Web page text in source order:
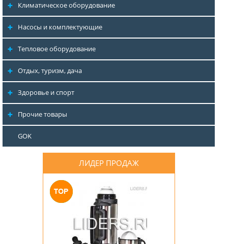
Климатическое оборудование
Насосы и комплектующие
Тепловое оборудование
Отдых, туризм, дача
Здоровье и спорт
Прочие товары
GOK
ЛИДЕР ПРОДАЖ